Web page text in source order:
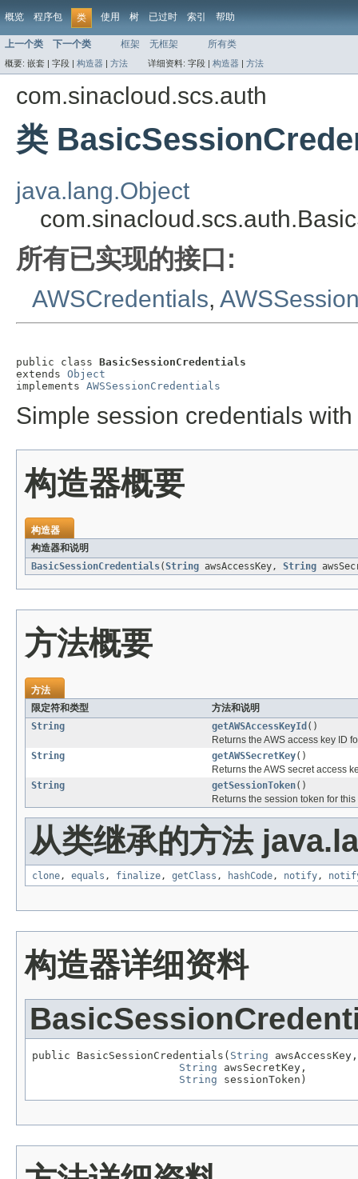
概览 程序包 类 使用 树 已过时 索引 帮助
上一个类 下一个类 框架 无框架 所有类
概要: 嵌套 | 字段 | 构造器 | 方法 详细资料: 字段 | 构造器 | 方法
com.sinacloud.scs.auth
类
java.lang.Object
所有已实现的接口:
AWSCredentials,
public class BasicSessionCredentials
extends Object
implements AWSSessionCredentials
Simple session credentials
构造器概要
构造器
构造器和说明
BasicSessionCredentials(String awsAccessKey, String
方法概要
方法
限定符和类型
方法和说明
String
getAWSAccessKeyId ()
Returns the AWS access key ID
String
getAWSSecretKey()
Returns the AWS secret access
String
getSessionToken()
Returns the session token for
从类继承的方法
clone, equals , finalize, getClass , hashCode, notify,
构造器详细资料
public BasicSessionCredentials( String awsAccessKey,
String awsSecretKey,
String sessionToken)